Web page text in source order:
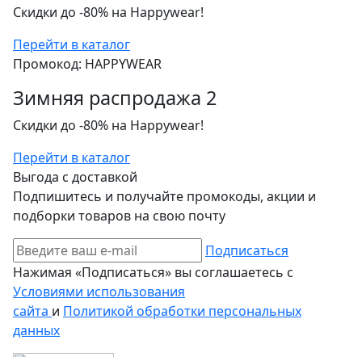
Скидки до -80% на Happywear!
Перейти в каталог
Промокод: HAPPYWEAR
Зимняя распродажа 2
Скидки до -80% на Happywear!
Перейти в каталог
Выгода с доставкой
Подпишитесь и получайте промокоды, акции и
подборки товаров на свою почту
Подписаться
Нажимая «Подписаться» вы соглашаетесь с
Условиями использования
сайта и Политикой обработки персональных
данных